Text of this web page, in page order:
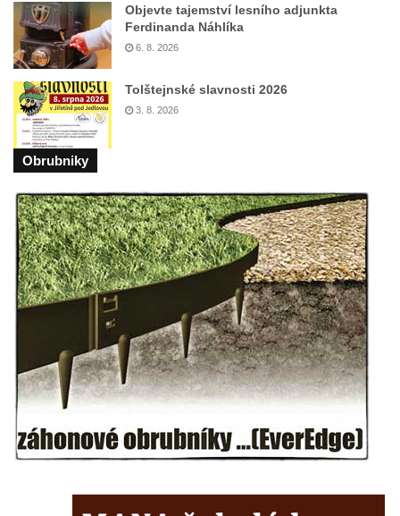
kostelem svatých Petra a Pavla v Jeníkově
Obrázek Ježíš jako Dobrý pastýř u studánky
Pod obrázkem na Kamenné cestě pod
Olžin pád
Socha svatého Rocha na schodišti ke
kostelu Nanebevzetí Panny Marie ve
Socha svatého Jana Nepomuckého na
schodišti ke kostelu Nanebevzetí Panny
Marie ve Vilémově
Socha svatého Šebestiána na schodišti ke
kostelu Nanebevzetí Panny Marie ve
Socha svatého Václava na schodišti ke
kostelu Nanebevzetí Panny Marie ve
Vilémově
Socha svaté Rosalie (Rozálie) na schodišti
ke kostelu Nanebevzetí Panny Marie ve
Objevte tajemství lesního adjunkta
Ferdinanda Náhlíka
6. 8. 2026
Tolštejnské slavnosti 2026
3. 8. 2026
Obrubniky